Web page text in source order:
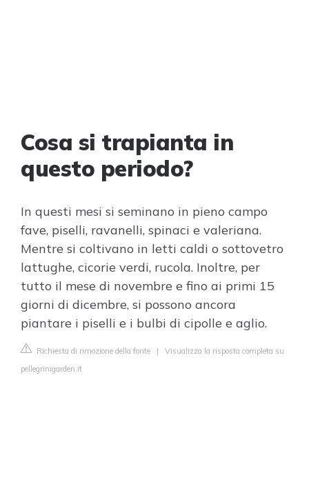
Cosa si trapianta in
questo periodo?
In questi mesi si seminano in pieno campo
fave, piselli, ravanelli, spinaci e valeriana.
Mentre si coltivano in letti caldi o sottovetro
lattughe, cicorie verdi, rucola. Inoltre, per
tutto il mese di novembre e fino ai primi 15
giorni di dicembre, si possono ancora
piantare i piselli e i bulbi di cipolle e aglio.
Richiesta di rimozione della fonte | Visualizza la risposta completa su
pellegrinigarden.it